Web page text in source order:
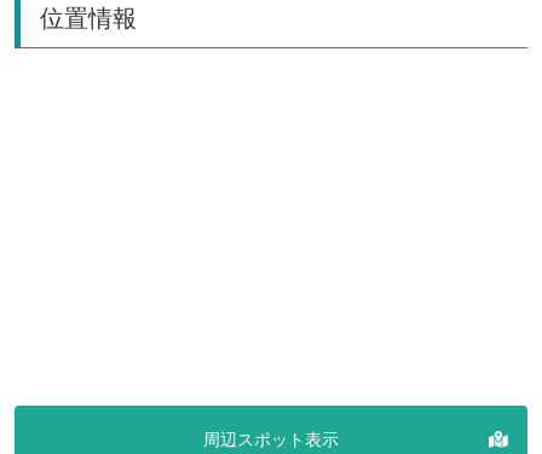
位置情報
周辺スポット表示